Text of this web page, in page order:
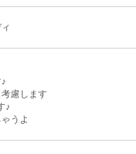
慮します
♪
うよ